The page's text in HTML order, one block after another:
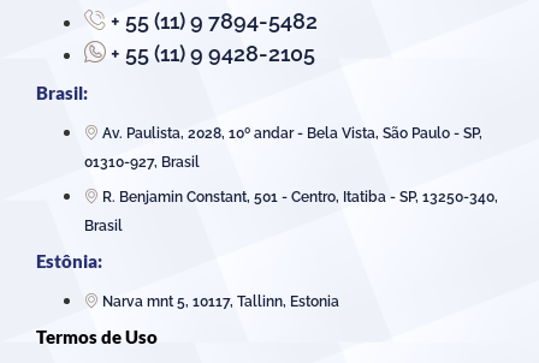
+ 55 (11) 9 7894-5482
+ 55 (11) 9 9428-2105
Brasil:
Av. Paulista, 2028, 10º andar - Bela Vista, São Paulo - SP,
01310-927, Brasil
R. Benjamin Constant, 501 - Centro, Itatiba - SP, 13250-340,
Brasil
Estônia:
Narva mnt 5, 10117, Tallinn, Estonia
Termos de Uso